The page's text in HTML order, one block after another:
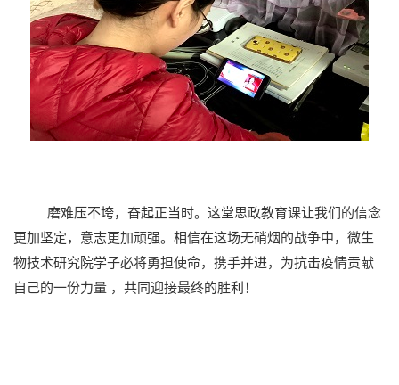
磨难压不垮，奋起正当时。这堂思政教育课让我们的信念
更加坚定，意志更加顽强。相信在这场无硝烟的战争中，微生
物技术研究院学子必将勇担使命，携手并进，为抗击疫情贡献
自己的一份力量 ，共同迎接最终的胜利！